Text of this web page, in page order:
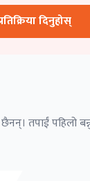
दिनुहोस्
तपाईं पहिलो